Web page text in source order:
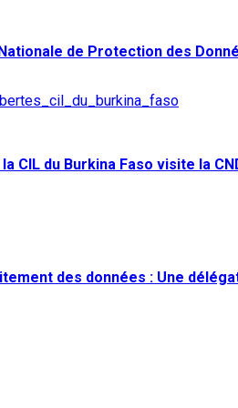
de Protection des
CIL du Burkina Faso visite la
des données : Une